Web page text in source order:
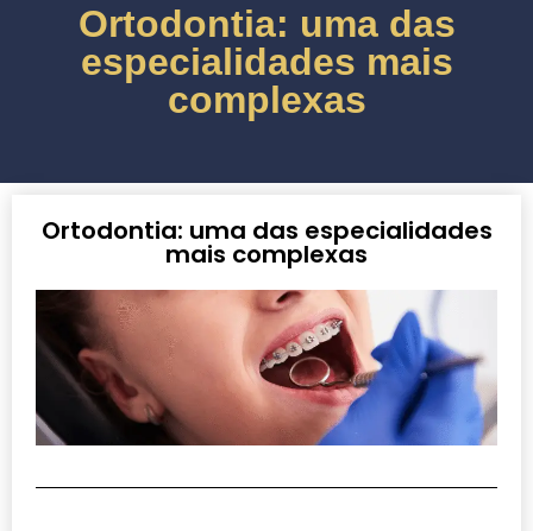
Ortodontia: uma das
especialidades mais
complexas
Ortodontia: uma das especialidades
mais complexas